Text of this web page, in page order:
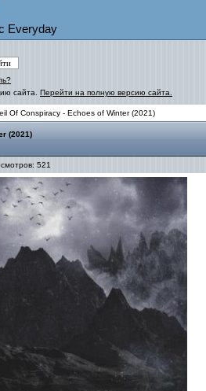
Everyday
сайта. Перейти на полную версию сайта.
Of Conspiracy - Echoes of Winter (2021)
(2021)
521